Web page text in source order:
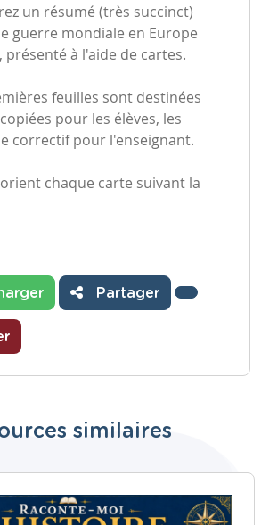
un résumé (très succinct)
guerre mondiale en Europe
à l'aide de cartes.
feuilles sont destinées
pour les élèves, les
correctif pour l'enseignant.
chaque carte suivant la
Partager
similaires